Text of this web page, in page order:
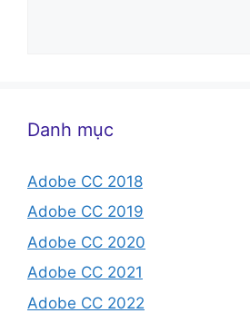
Danh mục
Adobe CC 2018
Adobe CC 2019
Adobe CC 2020
Adobe CC 2021
Adobe CC 2022